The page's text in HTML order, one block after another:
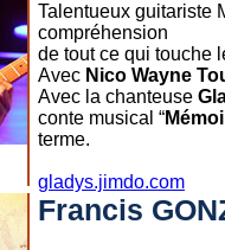
Talentueux guitariste
compréhension
de tout ce qui touche
Avec Nico Wayne
Avec la chanteuse
conte musical “
terme.
gladys.jimdo.com
Francis